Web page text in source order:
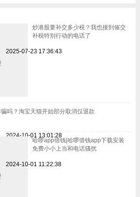
炒港股要补交多少税？我也接到催交
补税特别行动的电话了
2025-07-23 17:36:43
吗？淘宝天猫开始部分取消仅退款
2024-10-01 13:01:28
哈啰app借钱|哈啰借钱app下载安装
免费小小上当和电话骚扰
2024-10-01 11:22:38